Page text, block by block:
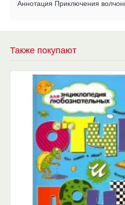
Аннотация Приключения
Также покупают